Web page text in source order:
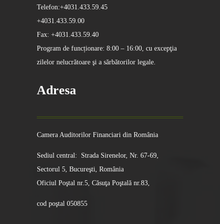
Telefon:+4031.433.59.45
+4031.433.59.00
Fax: +4031.433.59.40
Program de funcționare: 8:00 – 16:00, cu excepţia
zilelor nelucrătoare şi a sărbătorilor legale.
Adresa
Camera Auditorilor Financiari din România
Sediul central: Strada Sirenelor, Nr. 67-69,
Sectorul 5, Bucureşti, România
Oficiul Poştal nr.5, Căsuţa Poştală nr.83,
cod poştal 050855